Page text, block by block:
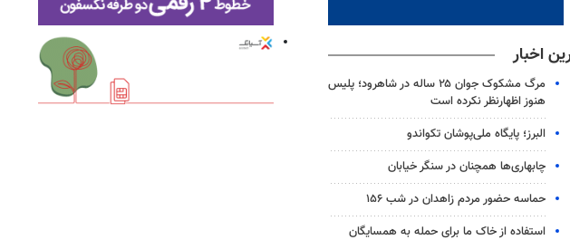
اخبار
مرگ مشکوک جوان ۲۵ ساله در شاهرود؛ پلیس
هنوز اظهارنظر نکرده است
البرز؛ پایگاه ملی‌پوشان تکواندو
چابهاری‌ها همچنان در سنگر خیابان
حماسه حضور مردم زاهدان در شب ۱۵۶
استفاده از خاک ما برای حمله به همسایگان